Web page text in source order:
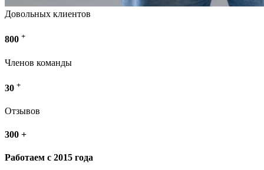
Довольных клиентов
800 +
Членов команды
30 +
Отзывов
300 +
Работаем с 2015 года